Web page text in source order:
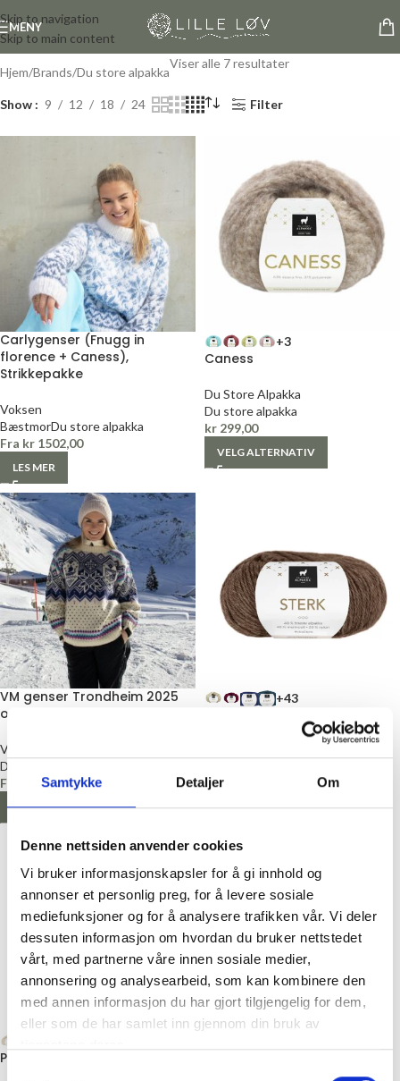
Samtykke Detaljer Om
Denne nettsiden anvender cookies
Vi bruker informasjonskapsler for å gi innhold og
annonser et personlig preg, for å levere sosiale
mediefunksjoner og for å analysere trafikken vår. Vi deler
dessuten informasjon om hvordan du bruker nettstedet
vårt, med partnerne våre innen sosiale medier,
annonsering og analysearbeid, som kan kombinere den
med annen informasjon du har gjort tilgjengelig for dem,
eller som de har samlet inn gjennom din bruk av
Skip to navigation
Skip to main content
MENY
Hjem Brands Du store alpakka
Viser alle 7 resultater
Show 9 12 18 24 Filter
Carlygenser (Fnugg in
florence + Caness),
Strikkepakke
Voksen
BæstmorDu store alpakka
Fra kr 1502,00
LES MER
+3
Caness
Du Store Alpakka
Du store alpakka
kr 299,00
VELG ALTERNATIV
VM genser Trondheim 2025
original – Strikkepakke
Voksen
Du store alpakka
Fra
1426,00
LES MER
+43
kr95,00
VELG ALTERNATIV
Pus
-20%